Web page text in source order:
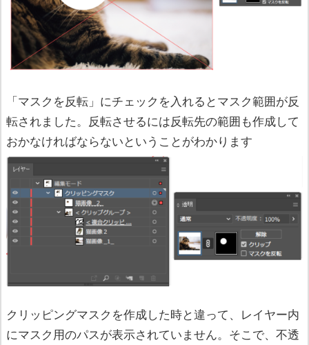
「マスクを反転」にチェックを入れるとマスク範囲が反
転されました。反転させるには反転先の範囲も作成して
おかなければならないということがわかります
クリッピングマスクを作成した時と違って、レイヤー内
にマスク用のパスが表示されていません。そこで、不透